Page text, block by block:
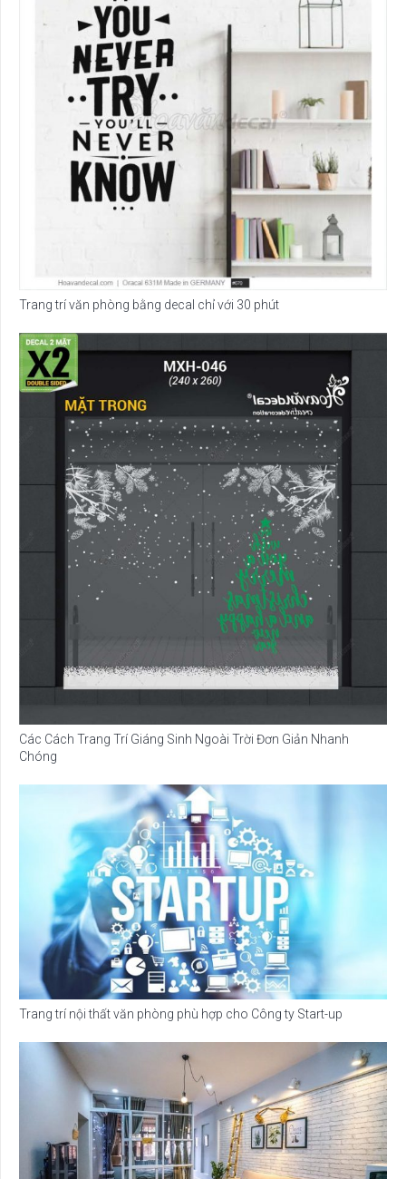
Trang trí văn phòng bằng decal chỉ với 30 phút
Các Cách Trang Trí Giáng Sinh Ngoài Trời Đơn Giản Nhanh
Chóng
Trang trí nội thất văn phòng phù hợp cho Công ty Start-up